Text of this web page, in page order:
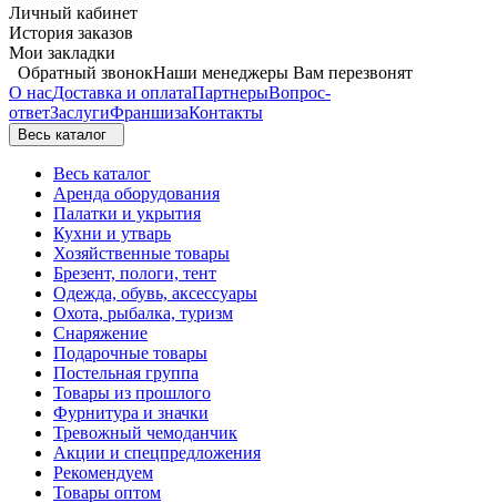
Личный кабинет
История заказов
Мои закладки
Обратный звонокНаши менеджеры Вам перезвонят
О насДоставка и оплатаПартнерыВопрос-
ответЗаслугиФраншизаКонтакты
Весь каталог
Весь каталог
Аренда оборудования
Палатки и укрытия
Кухни и утварь
Хозяйственные товары
Брезент, пологи, тент
Одежда, обувь, аксессуары
Охота, рыбалка, туризм
Снаряжение
Подарочные товары
Постельная группа
Товары из прошлого
Фурнитура и значки
Тревожный чемоданчик
Акции и спецпредложения
Рекомендуем
Товары оптом